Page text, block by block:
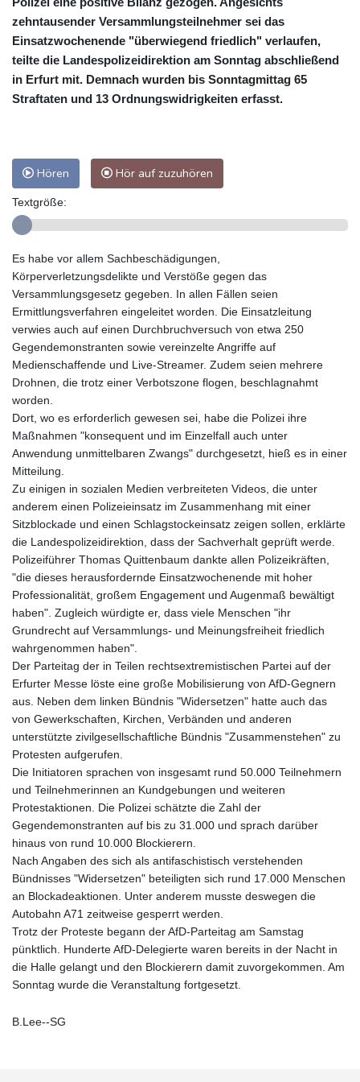
zehntausender Versammlungsteilnehmer sei das
Einsatzwochenende "überwiegend friedlich" verlaufen,
teilte die Landespolizeidirektion am Sonntag abschließend
in Erfurt mit. Demnach wurden bis Sonntagmittag 65
Straftaten und 13 Ordnungswidrigkeiten erfasst.
Hören Hör auf zuzuhören
Textgröße:
Es habe vor allem Sachbeschädigungen,
Körperverletzungsdelikte und Verstöße gegen das
Versammlungsgesetz gegeben. In allen Fällen seien
Ermittlungsverfahren eingeleitet worden. Die Einsatzleitung
verwies auch auf einen Durchbruchversuch von etwa 250
Gegendemonstranten sowie vereinzelte Angriffe auf
Medienschaffende und Live-Streamer. Zudem seien mehrere
Drohnen, die trotz einer Verbotszone flogen, beschlagnahmt
worden.
Dort, wo es erforderlich gewesen sei, habe die Polizei ihre
Maßnahmen "konsequent und im Einzelfall auch unter
Anwendung unmittelbaren Zwangs" durchgesetzt, hieß es in einer
Mitteilung.
Zu einigen in sozialen Medien verbreiteten Videos, die unter
anderem einen Polizeieinsatz im Zusammenhang mit einer
Sitzblockade und einen Schlagstockeinsatz zeigen sollen, erklärte
die Landespolizeidirektion, dass der Sachverhalt geprüft werde.
Polizeiführer Thomas Quittenbaum dankte allen Polizeikräften,
"die dieses herausfordernde Einsatzwochenende mit hoher
Professionalität, großem Engagement und Augenmaß bewältigt
haben". Zugleich würdigte er, dass viele Menschen "ihr
Grundrecht auf Versammlungs- und Meinungsfreiheit friedlich
wahrgenommen haben".
Der Parteitag der in Teilen rechtsextremistischen Partei auf der
Erfurter Messe löste eine große Mobilisierung von AfD-Gegnern
aus. Neben dem linken Bündnis "Widersetzen" hatte auch das
von Gewerkschaften, Kirchen, Verbänden und anderen
unterstützte zivilgesellschaftliche Bündnis "Zusammenstehen" zu
Protesten aufgerufen.
Die Initiatoren sprachen von insgesamt rund 50.000 Teilnehmern
und Teilnehmerinnen an Kundgebungen und weiteren
Protestaktionen. Die Polizei schätzte die Zahl der
Gegendemonstranten auf bis zu 31.000 und sprach darüber
hinaus von rund 10.000 Blockierern.
Nach Angaben des sich als antifaschistisch verstehenden
Bündnisses "Widersetzen" beteiligten sich rund 17.000 Menschen
an Blockadeaktionen. Unter anderem musste deswegen die
Autobahn A71 zeitweise gesperrt werden.
Trotz der Proteste begann der AfD-Parteitag am Samstag
pünktlich. Hunderte AfD-Delegierte waren bereits in der Nacht in
die Halle gelangt und den Blockierern damit zuvorgekommen. Am
Sonntag wurde die Veranstaltung fortgesetzt.
B.Lee--SG